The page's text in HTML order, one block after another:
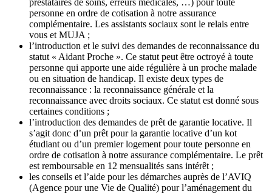
personne en ordre de cotisation à notre assurance
complémentaire. Les assistants sociaux sont le relais entre
vous et MUJA ;
l’introduction et le suivi des demandes de reconnaissance du
statut « Aidant Proche ». Ce statut peut être octroyé à toute
personne qui apporte une aide régulière à un proche malade
ou en situation de handicap. Il existe deux types de
reconnaissance : la reconnaissance générale et la
reconnaissance avec droits sociaux. Ce statut est donné sous
certaines conditions ;
l’introduction des demandes de prêt de garantie locative. Il
s’agit donc d’un prêt pour la garantie locative d’un kot
étudiant ou d’un premier logement pour toute personne en
ordre de cotisation à notre assurance complémentaire. Le prêt
est remboursable en 12 mensualités sans intérêt ;
les conseils et l’aide pour les démarches auprès de l’AVIQ
(Agence pour une Vie de Qualité) pour l’aménagement du